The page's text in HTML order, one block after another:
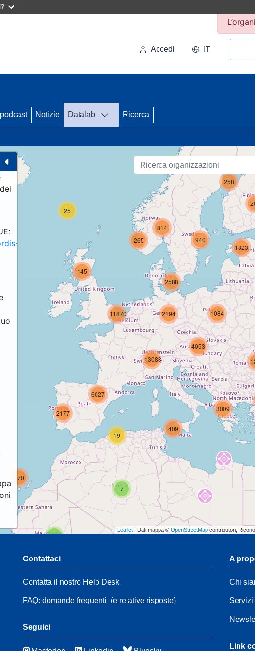
Accedi IT
Notizie Datalab Ricerca
7
170
2
25
145
265
814
2
258
19
2177
1084
940
1823
2588
4053
409
2194
3009
6027
13083
11870
Leaflet | Dati mappa © OpenStreetMap contributori,
Contattaci
Contatta il nostro Help Desk
FAQ: domande frequenti (e relative risposte)
Seguici
A
Chi
Servizi
Link